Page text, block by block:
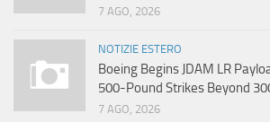
7 AGO, 2026
NOTIZIE ESTERO
Boeing Begins JDAM LR
500-Pound Strikes Beyond
7 AGO, 2026